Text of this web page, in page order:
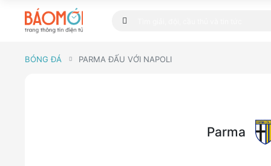
BÓNG ĐÁ PARMA ĐẤU VỚI NAPOLI
Parma